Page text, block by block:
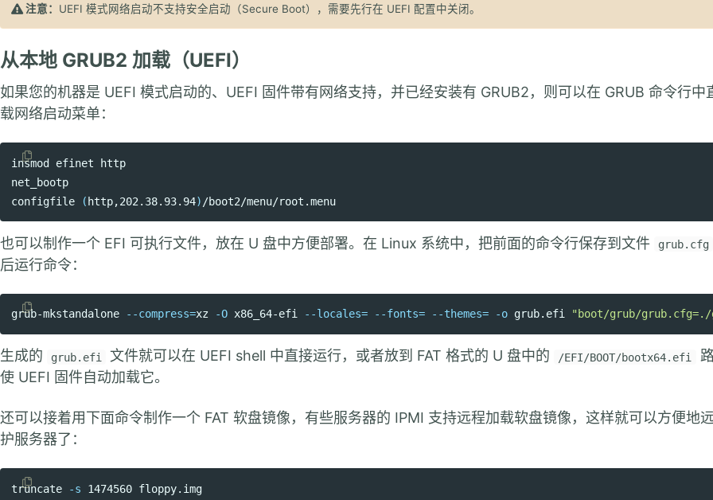
注意： UEFI 模式网络启动不支持安全启动（Secure Boot），需要先行在 UEFI 配置中关闭。
从本地 GRUB2 加载（UEFI）
如果您的机器是 UEFI 模式启动的、UEFI 固件带有网络支持，并已经安装有 GRUB2，则可以在 GRUB 命令行中
载网络启动菜单：
Copy code
insmod efinet http
net_bootp
configfile
(http,202.38.93.94) /boot2/menu/root.menu
也可以制作一个 EFI 可执行文件，放在 U 盘中方便部署。在 Linux 系统中，把前面的命令行保存到文件 grub.cfg
后运行命令：
Copy code
grub-mkstandalone --compress=xz -O x86_64-efi --locales= --fonts= --themes= -o grub.efi "boot/grub/
生成的 grub.efi 文件就可以在 UEFI shell 中直接运行，或者放到 FAT 格式的 U 盘中的 /EFI/BOOT/bootx64.efi
使 UEFI 固件自动加载它。
还可以接着用下面命令制作一个 FAT 软盘镜像，有些服务器的 IPMI 支持远程加载软盘镜像，这样就可以方便地
护服务器了：
Copy code
truncate -s 1474560 floppy.img